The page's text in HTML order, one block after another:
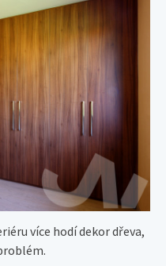
více hodí dekor dřeva,